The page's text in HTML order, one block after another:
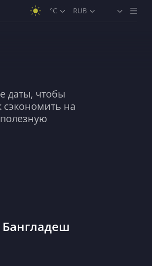
°C RUB
даты, чтобы
сэкономить на